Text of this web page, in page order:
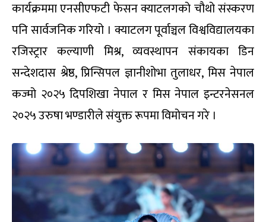
कार्यक्रममा एनसीएफटी फेसन क्याटलगको चौथो संस्करण
पनि सार्वजनिक गरियो । क्याटलग पूर्वाञ्चल विश्वविद्यालयका
रजिस्ट्रार कल्याणी मिश्र, व्यवस्थापन संकायका डिन
सन्देशदास श्रेष्ठ, प्रिन्सिपल ज्ञानीशोभा तुलाधर, मिस नेपाल
कज्मो २०२५ दिपशिखा नेपाल र मिस नेपाल इन्टरनेसनल
२०२५ उरुषा भण्डारीले संयुक्त रूपमा विमोचन गरे ।